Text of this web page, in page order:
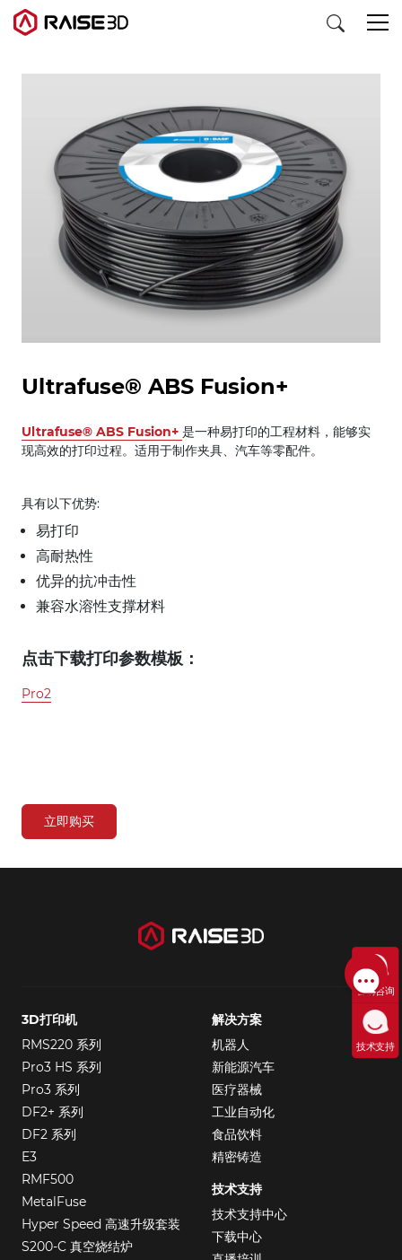
软件
材料
行业应用
Ultrafuse® ABS Fusion+
Ultrafuse® ABS Fusion+ 是一种易打印的工程材料，能够实
现高效的打印过程。适用于制作夹具、汽车等零配件。
具有以下优势:
易打印
高耐热性
优异的抗冲击性
兼容水溶性支撑材料
点击下载打印参数模板：
Pro2
立即购买
3D打印机
RMS220 系列
Pro3 HS 系列
Pro3 系列
DF2+ 系列
DF2 系列
E3
RMF500
MetalFuse
Hyper Speed 高速升级套装
S200-C 真空烧结炉
解决方案
机器人
新能源汽车
医疗器械
工业自动化
食品饮料
精密铸造
技术支持
技术支持中心
下载中心
售前咨询
技术支持